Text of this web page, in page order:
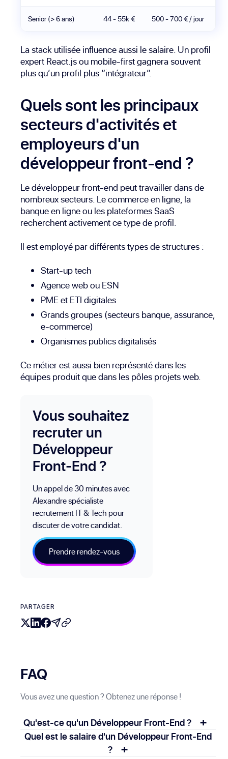
Senior (> 6 ans) 44 - 55k € 500 - 700 € / jour
La stack utilisée influence aussi le salaire. Un profil
expert React.js ou mobile-first gagnera souvent
plus qu’un profil plus “intégrateur”.
Quels sont les principaux
secteurs d'activités et
employeurs d'un
développeur front-end ?
Le développeur front-end peut travailler dans de
nombreux secteurs. Le commerce en ligne, la
banque en ligne ou les plateformes SaaS
recherchent activement ce type de profil.
Il est employé par différents types de structures :
Start-up tech
Agence web ou ESN
PME et ETI digitales
Grands groupes (secteurs banque, assurance,
e-commerce)
Organismes publics digitalisés
Ce métier est aussi bien représenté dans les
équipes produit que dans les pôles projets web.
Vous souhaitez
recruter un
Développeur
Front-End ?
Un appel de 30 minutes avec
Alexandre spécialiste
recrutement IT & Tech pour
discuter de votre candidat.
Prendre rendez-vous
PARTAGER
FAQ
Vous avez une question ? Obtenez une réponse !
Qu'est-ce qu'un Développeur Front-End ? +
Un développeur Front-End est un professionnel
spécialisé dans la conception et la réalisation de
Quel est le salaire d'un Développeur Front-End
?
+